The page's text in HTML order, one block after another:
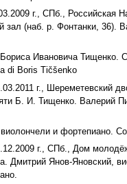
г., СПб., Российская
зал (наб. р. Фонтанки, 36).
Ивановича Тищенко.
di Boris Тičšenko
г., Шереметевский
Б. И. Тищенко. Валерий
и фортепиано.
г., СПб., Дом
Дмитрий Янов-Яновский,